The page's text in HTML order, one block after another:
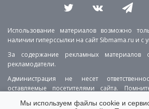
Использование материалов возможно
наличии гиперссылки на сайт Sibmama.ru и с
За содержание рекламных материалов
рекламодатели.
Администрация не несет
оставляемые посетителями сайта.
Мы используем файлы cookie и